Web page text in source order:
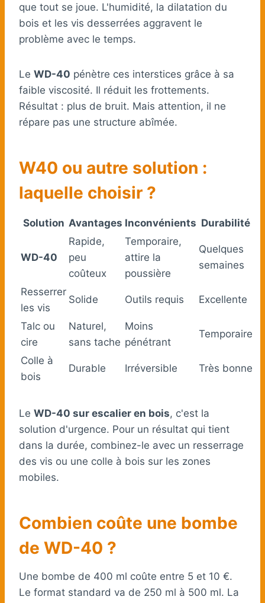
que tout se joue. L'humidité, la dilatation du
bois et les vis desserrées aggravent le
problème avec le temps.
Le WD-40 pénètre ces interstices grâce à sa
faible viscosité. Il réduit les frottements.
Résultat : plus de bruit. Mais attention, il ne
répare pas une structure abîmée.
W40 ou autre solution :
laquelle choisir ?
Solution Avantages Inconvénients Durabilité
WD-40
Rapide,
peu
coûteux
Temporaire,
attire la
poussière
Quelques
semaines
Resserrer
les vis
Solide Outils requis Excellente
Talc ou
cire
Naturel,
sans tache
Moins
pénétrant
Temporaire
Colle à
bois
Durable Irréversible Très bonne
Le WD-40 sur escalier en bois, c'est la
solution d'urgence. Pour un résultat qui tient
dans la durée, combinez-le avec un resserrage
des vis ou une colle à bois sur les zones
mobiles.
Combien coûte une bombe
de WD-40 ?
Une bombe de 400 ml coûte entre 5 et 10 €.
Le format standard va de 250 ml à 500 ml. La